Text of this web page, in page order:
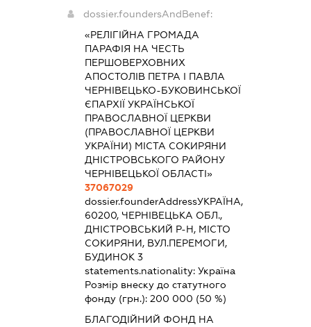
dossier.foundersAndBenef:
«РЕЛІГІЙНА ГРОМАДА
ПАРАФІЯ НА ЧЕСТЬ
ПЕРШОВЕРХОВНИХ
АПОСТОЛІВ ПЕТРА І ПАВЛА
ЧЕРНІВЕЦЬКО-БУКОВИНСЬКОЇ
ЄПАРХІЇ УКРАЇНСЬКОЇ
ПРАВОСЛАВНОЇ ЦЕРКВИ
(ПРАВОСЛАВНОЇ ЦЕРКВИ
УКРАЇНИ) МІСТА СОКИРЯНИ
ДНІСТРОВСЬКОГО РАЙОНУ
ЧЕРНІВЕЦЬКОЇ ОБЛАСТІ»
37067029
dossier.founderAddressУКРАЇНА,
60200, ЧЕРНІВЕЦЬКА ОБЛ.,
ДНІСТРОВСЬКИЙ Р-Н, МІСТО
СОКИРЯНИ, ВУЛ.ПЕРЕМОГИ,
БУДИНОК 3
statements.nationality: Україна
Розмір внеску до статутного
фонду (грн.): 200 000 (50 %)
БЛАГОДІЙНИЙ ФОНД НА